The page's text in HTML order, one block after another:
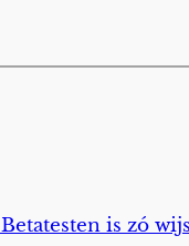
Betatesten is zó